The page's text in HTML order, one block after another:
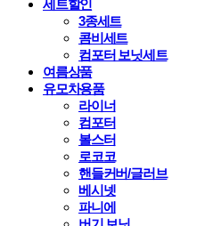
세트할인
3종세트
콤비세트
컴포터 보닛세트
여름상품
유모차용품
라이너
컴포터
볼스터
로코코
핸들커버/글러브
베시넷
파니에